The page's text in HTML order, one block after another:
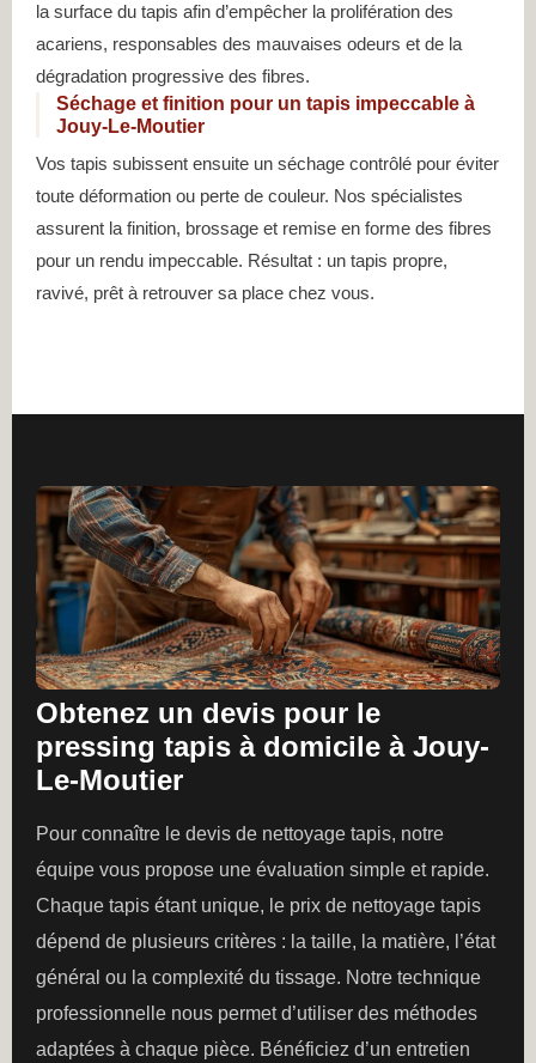
la surface du tapis afin d’empêcher la prolifération des
acariens, responsables des mauvaises odeurs et de la
dégradation progressive des fibres.
Séchage et finition pour un tapis impeccable à
Jouy-Le-Moutier
Vos tapis subissent ensuite un séchage contrôlé pour éviter
toute déformation ou perte de couleur. Nos spécialistes
assurent la finition, brossage et remise en forme des fibres
pour un rendu impeccable. Résultat : un tapis propre,
ravivé, prêt à retrouver sa place chez vous.
Obtenez un devis pour le
pressing tapis à domicile à Jouy-
Le-Moutier
Pour connaître le devis de nettoyage tapis, notre
équipe vous propose une évaluation simple et rapide.
Chaque tapis étant unique, le prix de nettoyage tapis
dépend de plusieurs critères : la taille, la matière, l’état
général ou la complexité du tissage. Notre technique
professionnelle nous permet d’utiliser des méthodes
adaptées à chaque pièce. Bénéficiez d’un entretien